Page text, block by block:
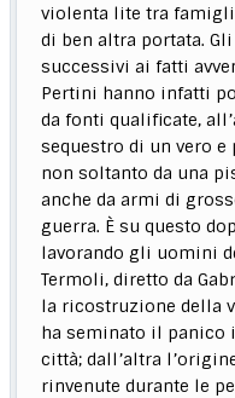
violenta lite tra
di ben altra portata.
successivi ai fatti
Pertini hanno infatti
da fonti qualificate,
sequestro di un vero
non soltanto da una
anche da armi di
guerra. È su questo
lavorando gli uomini
Termoli, diretto da
la ricostruzione della
ha seminato il panico
città; dall’altra
rinvenute durante le